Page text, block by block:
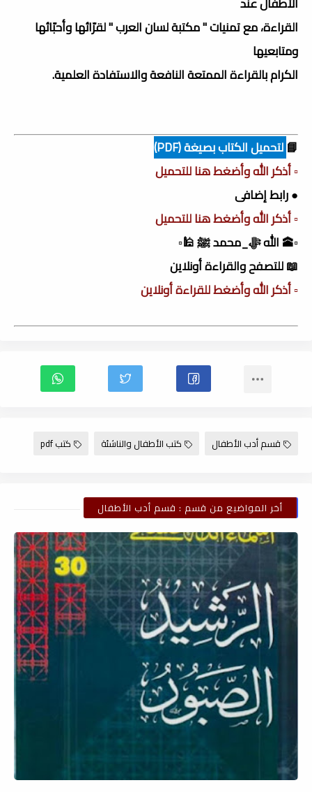
القراءة، مع تمنيات " مكتبة لسان العرب " لقرّائها وأحبّائها
ومتابعيها
الكرام بالقراءة الممتعة النافعة والاستفادة العلمية.
📘لتحميل الكتاب بصيغة (PDF)
▫️ أذكر الله وأضغط هنا للتحميل
● رابط إضافى
▫️ أذكر الله وأضغط هنا للتحميل
▫️🕋 الله ﷻ_محمد ﷺ 🕌▫️
📖 للتصفح والقراءة أونلاين
▫️ أذكر الله وأضغط للقراءة أونلاين
قسم أدب الأطفال كتب الأطفال والناشئة كتب pdf
أخر المواضيع من قسم : قسم أدب الأطفال